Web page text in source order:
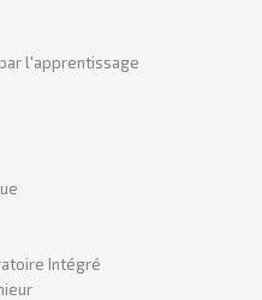
l'apprentissage
Intégré